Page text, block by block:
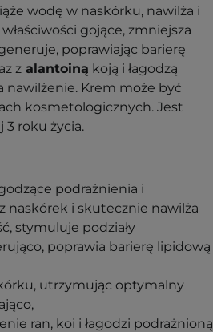
wodę w naskórku, nawilża i
gojące, zmniejsza
poprawiając barierę
z alantoiną koją i łagodzą
nawilżenie. Krem może być
kosmetologicznych. Jest
3 roku życia.
podrażnienia i
naskórek i skutecznie nawilża
stymuluje podziały
poprawia barierę lipidową
utrzymując optymalny
,
ran, koi i łagodzi podrażnioną